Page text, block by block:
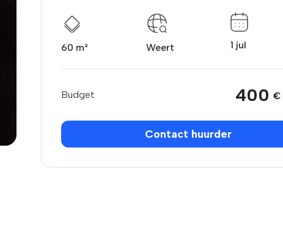
60 m² Weert 1 jul
Budget 400 €
Contact huurder